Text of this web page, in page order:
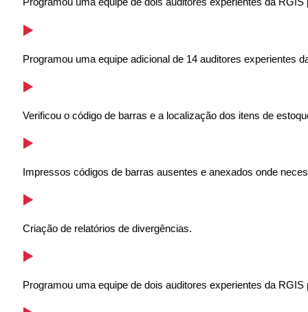
Programou uma equipe adicional de 14 auditores experientes
Verificou o código de barras e a localização dos itens de
Impressos códigos de barras ausentes e anexados onde
Criação de relatórios de divergências.
Programou uma equipe de dois auditores experientes da